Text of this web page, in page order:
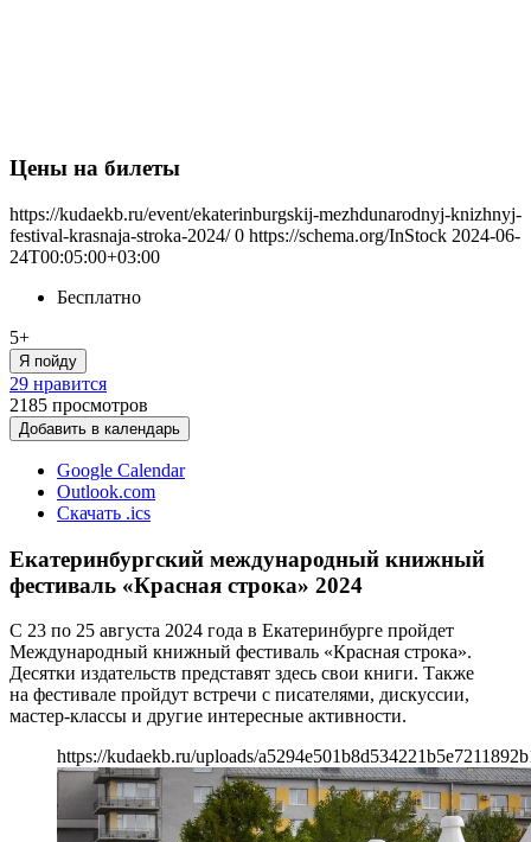
Цены на билеты
https://kudaekb.ru/event/ekaterinburgskij-mezhdunarodnyj-knizhnyj-
festival-krasnaja-stroka-2024/ 0 https://schema.org/InStock 2024-06-
24T00:05:00+03:00
Бесплатно
5+
Я пойду
29 нравится
2185 просмотров
Добавить в календарь
Google Calendar
Outlook.com
Скачать .ics
Екатеринбургский международный книжный
фестиваль «Красная строка» 2024
С 23 по 25 августа 2024 года в Екатеринбурге пройдет
Международный книжный фестиваль «Красная строка».
Десятки издательств представят здесь свои книги. Также
на фестивале пройдут встречи с писателями, дискуссии,
мастер-классы и другие интересные активности.
https://kudaekb.ru/uploads/